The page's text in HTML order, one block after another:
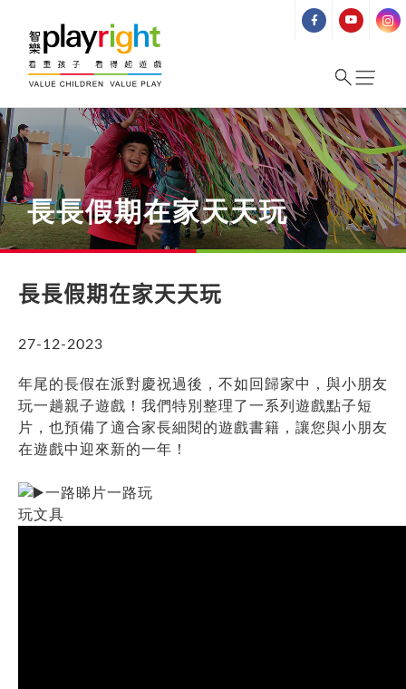
content
長長假期在家天天玩
長長假期在家天天玩
27-12-2023
年尾的長假在派對慶祝過後，不如回歸家中，與小朋友
玩一趟親子遊戲！我們特別整理了一系列遊戲點子短
片，也預備了適合家長細閱的遊戲書籍，讓您與小朋友
在遊戲中迎來新的一年！
一路睇片一路玩
玩文具